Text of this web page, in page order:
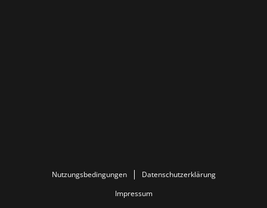
Nutzungsbedingungen
Datenschutzerklärung
Impressum